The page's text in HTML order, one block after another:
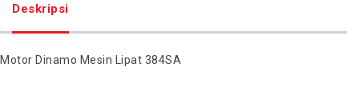
Deskripsi
Motor Dinamo Mesin Lipat 384SA